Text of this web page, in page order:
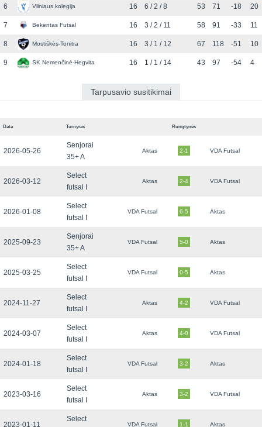
6 Vilniaus kolegija 16 6 / 2 / 8 53 71 -18 20
7 Bekentas Futsal 16 3 / 2 / 11 58 91 -33 11
8 Mostiškės-Tonitra 16 3 / 1 / 12 67 118 -51 10
9 SK Nemenčinė-Hegvita 16 1 / 1 / 14 43 97 -54 4
Tarpusavio susitikimai
Data Turnyras Rungtynės
2026-05-26
Senjorai
35+ A
Aktas 2-1 VDA Futsal
2026-03-12
Select
futsal I
Aktas 2-4 VDA Futsal
2026-01-08
Select
futsal I
VDA Futsal 6-5 Aktas
2025-09-23
Senjorai
35+ A
VDA Futsal 5-0 Aktas
2025-03-25
Select
futsal I
VDA Futsal 0-5 Aktas
2024-11-27
Select
futsal I
Aktas 4-2 VDA Futsal
2024-03-07
Select
futsal I
Aktas 4-0 VDA Futsal
2024-01-18
Select
futsal I
VDA Futsal 3-2 Aktas
2023-03-16
Select
futsal I
Aktas 3-2 VDA Futsal
2023-01-11
Select
VDA Futsal 1-1 Aktas